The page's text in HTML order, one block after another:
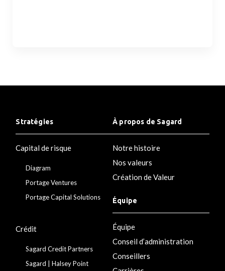
Stratégies
Capital de risque
Diagram
Portage Ventures
Portage Capital Solutions
Crédit
Sagard Credit Partners
Sagard | Halsey Point
À propos de Sagard
Notre histoire
Nos valeurs
Création de Valeur
Équipe
Équipe
Conseil d’administration
Conseillers